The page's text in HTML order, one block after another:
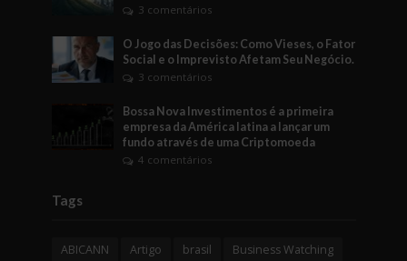
3 comentários
O Jogo das Decisões: Como Vieses, o Fator
Social e o Imprevisto Afetam Seu Negócio.
3 comentários
Bossa Nova Investimentos é a primeira
empresa da América latina a lançar um
fundo através de uma Criptomoeda
4 comentários
Tags
ABICANN Artigo brasil
Business Watching